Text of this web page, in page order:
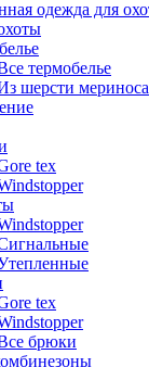
термобелье
шерсти мериноса
tex
tex
брюки